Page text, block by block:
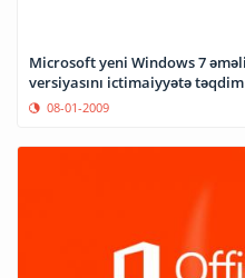
Microsoft yeni Windows 7
versiyasını ictimaiyyətə
08-01-2009